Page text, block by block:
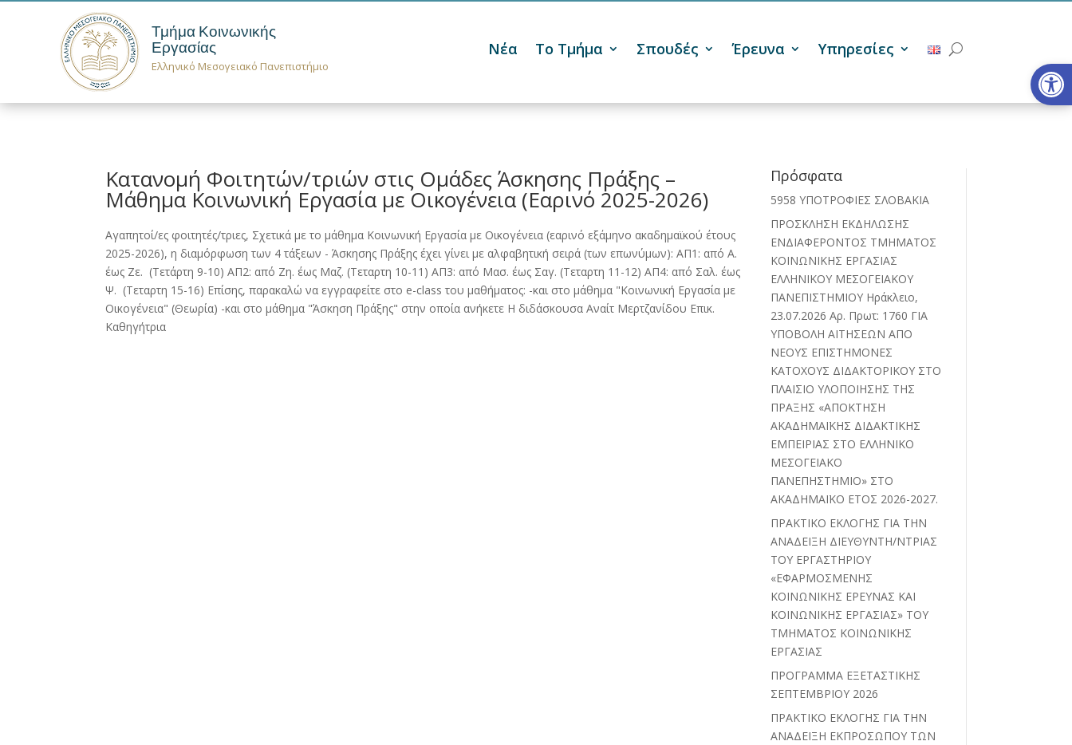
Τμήμα Κοινωνικής
Εργασίας
Ελληνικό Μεσογειακό Πανεπιστήμιο
Νέα Το Τμήμα Σπουδές Έρευνα Υπηρεσίες
Κατανομή Φοιτητών/τριών στις Ομάδες Άσκησης Πράξης –
Μάθημα Κοινωνική Εργασία με Οικογένεια (Εαρινό 2025-2026)
Αγαπητοί/ες φοιτητές/τριες, Σχετικά με το μάθημα Κοινωνική Εργασία με Οικογένεια (εαρινό εξάμηνο ακαδημαϊκού έτους
2025-2026), η διαμόρφωση των 4 τάξεων - Άσκησης Πράξης έχει γίνει με αλφαβητική σειρά (των επωνύμων): ΑΠ1: από Α.
έως Ζε. (Τετάρτη 9-10) ΑΠ2: από Ζη. έως Μαζ. (Τεταρτη 10-11) ΑΠ3: από Μασ. έως Σαγ. (Τεταρτη 11-12) ΑΠ4: από Σαλ. έως
Ψ. (Τεταρτη 15-16) Επίσης, παρακαλώ να εγγραφείτε στο e-class του μαθήματος: -και στο μάθημα "Κοινωνική Εργασία με
Οικογένεια" (Θεωρία) -και στο μάθημα "Άσκηση Πράξης" στην οποία ανήκετε Η διδάσκουσα Αναίτ Μερτζανίδου Επικ.
Καθηγήτρια
Πρόσφατα
5958 ΥΠΟΤΡΟΦΙΕΣ ΣΛΟΒΑΚΙΑ
ΠΡΟΣΚΛΗΣΗ ΕΚΔΗΛΩΣΗΣ
ΕΝΔΙΑΦΕΡΟΝΤΟΣ ΤΜΗΜΑΤΟΣ
ΚΟΙΝΩΝΙΚΗΣ ΕΡΓΑΣΙΑΣ
ΕΛΛΗΝΙΚΟΥ ΜΕΣΟΓΕΙΑΚΟΥ
ΠΑΝΕΠΙΣΤΗΜΙΟΥ Ηράκλειο,
23.07.2026 Αρ. Πρωτ: 1760 ΓΙΑ
ΥΠΟΒΟΛΗ ΑΙΤΗΣΕΩΝ ΑΠΟ
ΝΕΟΥΣ ΕΠΙΣΤΗΜΟΝΕΣ
ΚΑΤΟΧΟΥΣ ΔΙΔΑΚΤΟΡΙΚΟΥ ΣΤΟ
ΠΛΑΙΣΙΟ ΥΛΟΠΟΙΗΣΗΣ ΤΗΣ
ΠΡΑΞΗΣ «ΑΠΟΚΤΗΣΗ
ΑΚΑΔΗΜΑΪΚΗΣ ΔΙΔΑΚΤΙΚΗΣ
ΕΜΠΕΙΡΙΑΣ ΣΤΟ ΕΛΛΗΝΙΚΟ
ΜΕΣΟΓΕΙΑΚΟ
ΠΑΝΕΠΗΣΤΗΜΙΟ» ΣΤΟ
ΑΚΑΔΗΜΑΪΚΟ ΕΤΟΣ 2026-2027.
ΠΡΑΚΤΙΚΟ ΕΚΛΟΓΗΣ ΓΙΑ ΤΗΝ
ΑΝΑΔΕΙΞΗ ΔΙΕΥΘΥΝΤΗ/ΝΤΡΙΑΣ
ΤΟΥ ΕΡΓΑΣΤΗΡΙΟΥ
«ΕΦΑΡΜΟΣΜΕΝΗΣ
ΚΟΙΝΩΝΙΚΗΣ ΕΡΕΥΝΑΣ ΚΑΙ
ΚΟΙΝΩΝΙΚΗΣ ΕΡΓΑΣΙΑΣ» ΤΟΥ
ΤΜΗΜΑΤΟΣ ΚΟΙΝΩΝΙΚΗΣ
ΕΡΓΑΣΙΑΣ
ΠΡΟΓΡΑΜΜΑ ΕΞΕΤΑΣΤΙΚΗΣ
ΣΕΠΤΕΜΒΡΙΟΥ 2026
ΠΡΑΚΤΙΚΟ ΕΚΛΟΓΗΣ ΓΙΑ ΤΗΝ
ΑΝΑΔΕΙΞΗ ΕΚΠΡΟΣΩΠΟΥ ΤΩΝ